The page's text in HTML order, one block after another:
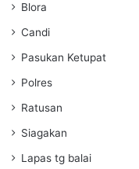
Blora
Candi
Pasukan Ketupat
Polres
Ratusan
Siagakan
Lapas tg balai